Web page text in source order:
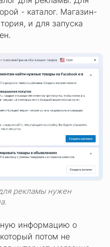
- каталог. Магазин-
и для запуска
рекламы нужен
информацию о
потом не